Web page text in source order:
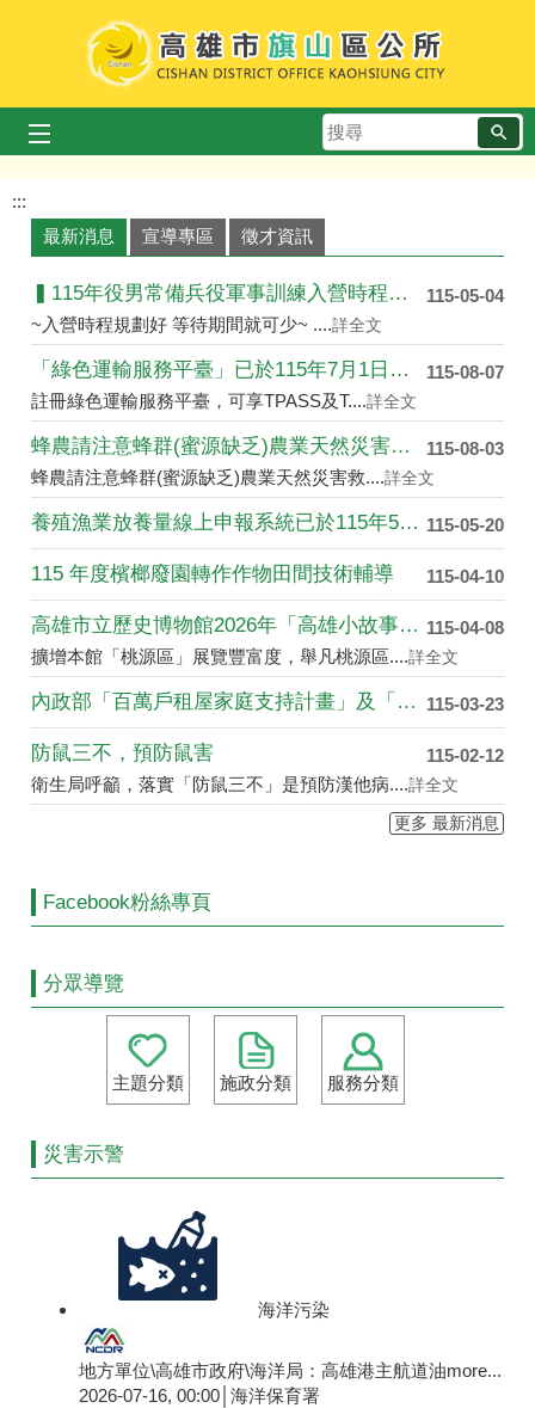
跳到主要內容區塊
搜
尋
歡迎蒞臨旗山區公所
旗山橋美景
旗山老街巴洛克街屋
地景橋芒草秋色
毛豆田
:::
最新消息
宣導專區 徵才資訊
115-05-04
▍115年役男常備兵役軍事訓練入營時程申請 ▍
~入營時程規劃好 等待期間就可少~ ....詳全文
115-08-07
「綠色運輸服務平臺」已於115年7月1日上線提供服....
註冊綠色運輸服務平臺，可享TPASS及T....詳全文
115-08-03
蜂農請注意蜂群(蜜源缺乏)農業天然災害救助開始受理....
蜂農請注意蜂群(蜜源缺乏)農業天然災害救....詳全文
115-05-20
養殖漁業放養量線上申報系統已於115年5月4日於農....
115-04-10
115 年度檳榔廢園轉作作物田間技術輔導
115-04-08
高雄市立歷史博物館2026年「高雄小故事」創作徵件....
擴增本館「桃源區」展覽豐富度，舉凡桃源區....詳全文
115-03-23
內政部「百萬戶租屋家庭支持計畫」及「青年婚育租屋協....
115-02-12
防鼠三不，預防鼠害
衛生局呼籲，落實「防鼠三不」是預防漢他病....詳全文
更多 最新消息
Facebook粉絲專頁
分眾導覽
主題分類 施政分類 服務分類
災害示警
海洋污染
地方單位\高雄市政府\海洋局：高雄港主航道油more...
2026-07-16, 00:00│海洋保育署